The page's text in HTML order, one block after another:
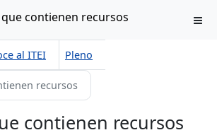
contienen recursos
al ITEI Pleno
recursos
contienen recursos